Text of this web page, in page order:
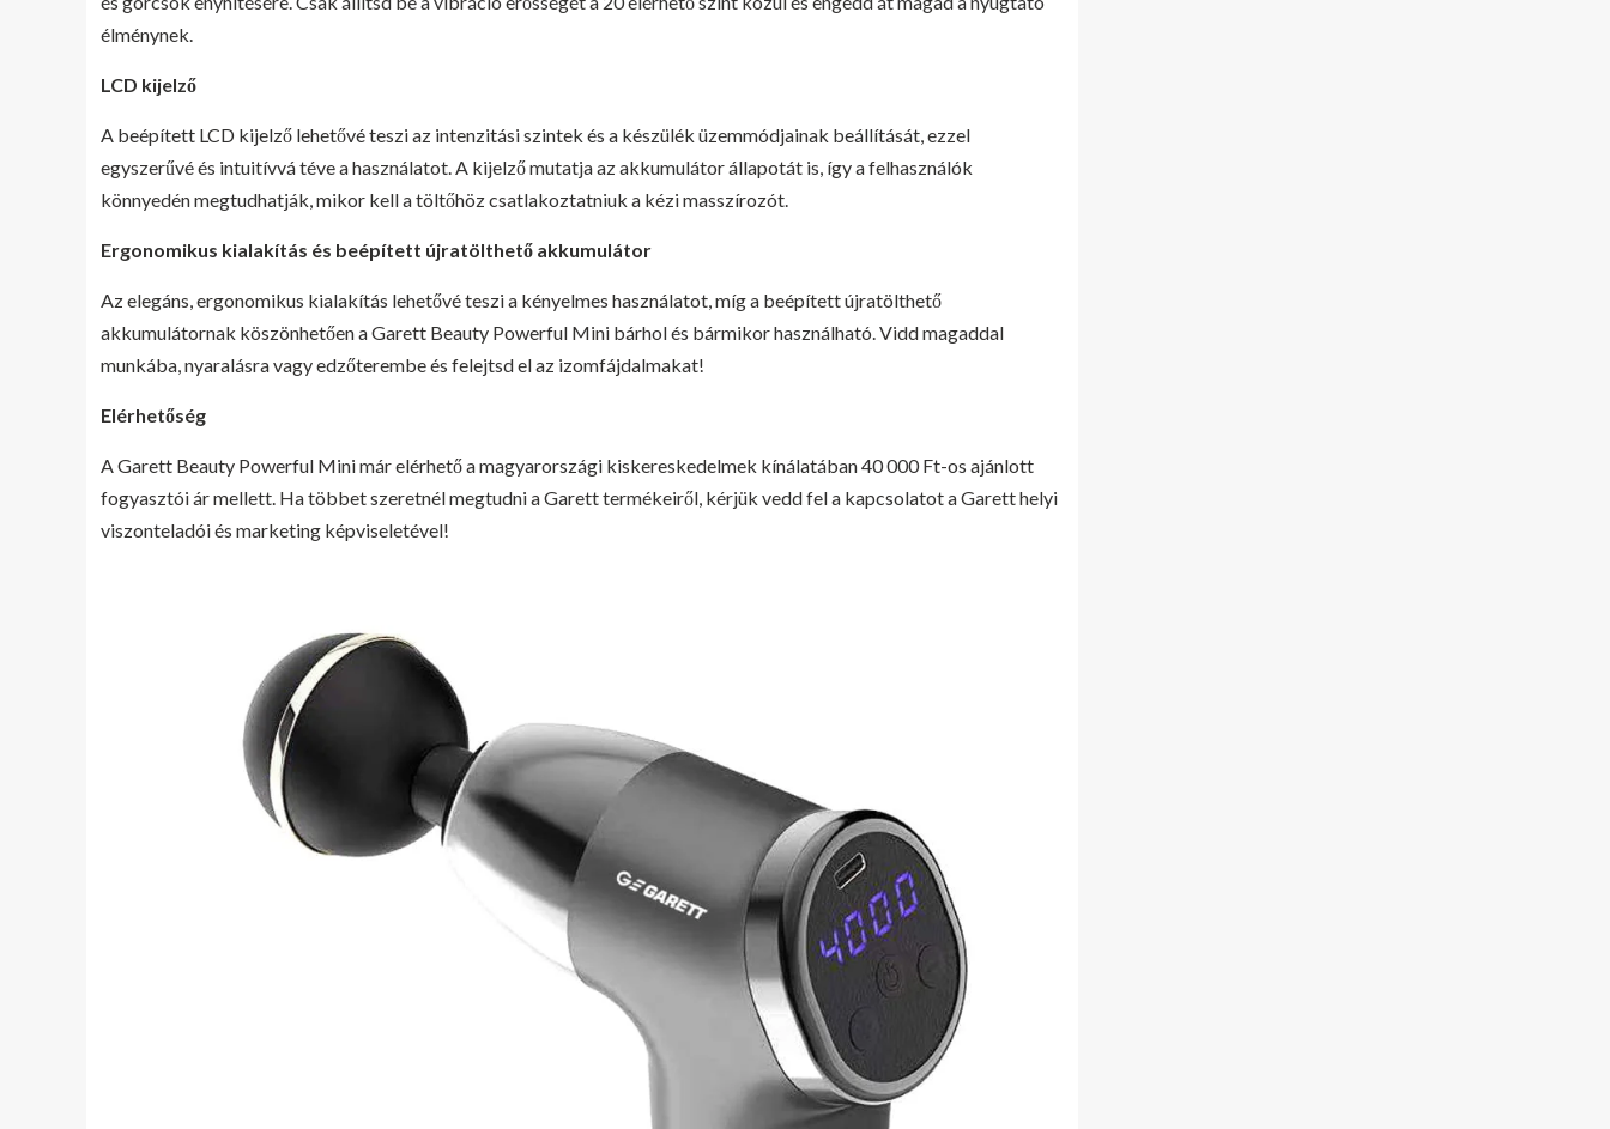
élménynek.
LCD kijelző
A beépített LCD kijelző lehetővé teszi az intenzitási szintek és a készülék üzemmódjainak beállítását, ezzel
egyszerűvé és intuitívvá téve a használatot. A kijelző mutatja az akkumulátor állapotát is, így a felhasználók
könnyedén megtudhatják, mikor kell a töltőhöz csatlakoztatniuk a kézi masszírozót.
Ergonomikus kialakítás és beépített újratölthető akkumulátor
Az elegáns, ergonomikus kialakítás lehetővé teszi a kényelmes használatot, míg a beépített újratölthető
akkumulátornak köszönhetően a Garett Beauty Powerful Mini bárhol és bármikor használható. Vidd magaddal
munkába, nyaralásra vagy edzőterembe és felejtsd el az izomfájdalmakat!
Elérhetőség
A Garett Beauty Powerful Mini már elérhető a magyarországi kiskereskedelmek kínálatában 40 000 Ft-os ajánlott
fogyasztói ár mellett. Ha többet szeretnél megtudni a Garett termékeiről, kérjük vedd fel a kapcsolatot a Garett helyi
viszonteladói és marketing képviseletével!